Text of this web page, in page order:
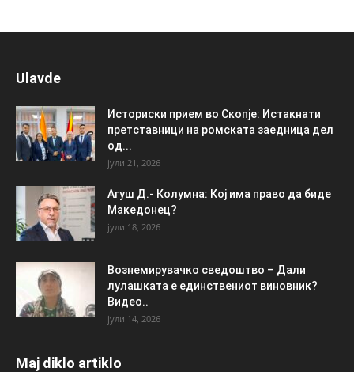
Ulavde
Историски прием во Скопје: Истакнати
претставници на ромската заедница дел
од...
јули 21, 2026
Агуш Д.- Колумна: Кој има право да биде
Македонец?
јули 18, 2026
Вознемирувачко сведоштво – Дали
лулашката е единствениот виновник?
Видео..
јули 14, 2026
Maj diklo artiklo